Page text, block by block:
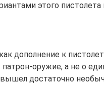
этого
дополнение к
оружие, а не о
достаточно